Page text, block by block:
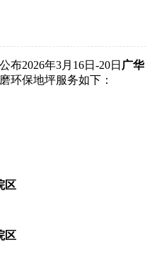
布2026年3月16日-20日 广华
环保地坪服务如下：
区
区